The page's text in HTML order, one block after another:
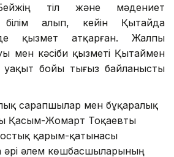
назарын аударған дүние –
мазмұны ғана емес, оның қытай
. Жергілікті БАҚ өкілдерінің
елінің ескі досы қытай тілін
Сапар барысында Қасым-
кездесуде де, ресми іс-
әріптестерімен қытайша
қытай тілін жоғары
заңды құбылыс. Жастық